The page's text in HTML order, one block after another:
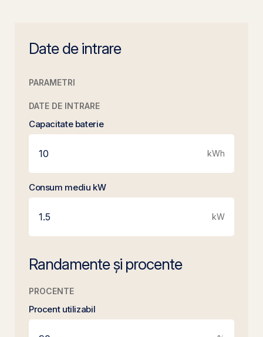
Date de intrare
PARAMETRI
DATE DE INTRARE
Capacitate baterie
kWh
Consum mediu kW
kW
Randamente și procente
PROCENTE
Procent utilizabil